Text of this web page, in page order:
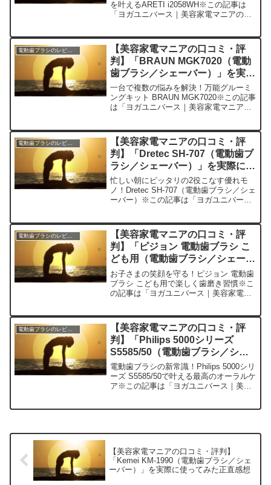
を叶えるARETI i2058WH※この記事は
「ヨガユニバース｜美容家電マニアの口
紹介したいのが「ARETI i2058WH」で
す。...
【美容家電マニアの口コミ・評
判】「BRAUN MGK7020（電動
歯ブラシ／シェーバー）」を実際
に使ってみた正直感想
一台で複数の悩みを解決！万能グルーミ
ングキット BRAUN MGK7020※この記事
は「ヨガユニバース｜美容家電マニアの
私が紹介したいのは「BRAUN
MGK7020」...
電動歯ブラシのレビュー
【美容家電マニアの口コミ・評
判】「Dretec SH-707（電動歯ブ
ラシ／シェーバー）」を実際に使
ってみた正直感想
忙しい朝にピッタリの2役こなす優れモ
ノ！Dretec SH-707（電動歯ブラシ／シェ
ーバー）※この記事は「ヨガユニバース
口コミ皆さん、おはようございます！今
日は私が最...
電動歯ブラシのレビュー
【美容家電マニアの口コミ・評
判】「ピジョン 電動歯ブラシ こ
ども用（電動歯ブラシ／シェーバ
ー）」を実際に使ってみた正直感
想
お子さまの笑顔を守る！ピジョン 電動歯
ブラシ こども用で楽しく歯磨き習慣※こ
の記事は「ヨガユニバース｜美容家電マ
編集部が紹介したいのが「ピジョン 電動
歯ブラシ こども用...
【美容家電マニアの口コミ・評
判】「Philips 5000シリーズ
S5585/50（電動歯ブラシ／シェ
ーバー）」を実際に使ってみた正
直感想
電動歯ブラシの新常識！Philips 5000シリ
ーズ S5585/50で叶える最高のオーラルケ
ア※この記事は「ヨガユニバース｜美容
【美容家電マニアの口コミ・評判】
「Kemei KM-1990（電動歯ブラシ／シェ
ーバー）」を実際に使ってみた正直感想